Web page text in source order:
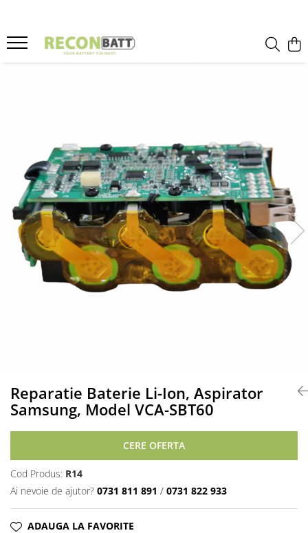
Produse
Baterie barca
Baterie rulota
Celule Li-ion
Celule LFP
Baterie masinute
BMS
BMS Li-Ion
BMS LFP
Carcase Baterii
Cabluri
Accesorii sisteme fotovoltaice
Alte materiale
Incarcatoare
Piese de schimb
Motor BAFANG
Reparatie Baterie Li-Ion, Aspirator
Samsung, Model VCA-SBT60
CERE OFERTA
Cod Produs: R14
Ai nevoie de ajutor? 0731 811 891 / 0731 822 933
ADAUGA LA FAVORITE